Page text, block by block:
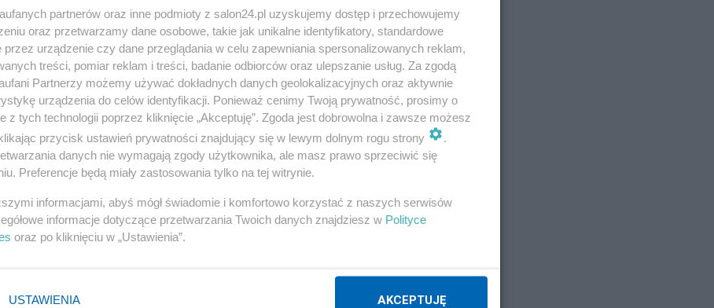
w Przewodowie ma się pojawić dzisiaj. - Do czasu
w ciągu kilku godzin i wtedy oficjalny komunikat
będzie można wtedy mówić już oficjalnie o przyczynach
Sobolewski.
bardzo ważne jest zakończenie tego dochodzenia i
działaniami - zaznaczył.
Reklama
partnerów oraz inne podmioty z salon24.pl uzyskujemy dostęp i przechowujemy
oraz przetwarzamy dane osobowe, takie jak unikalne identyfikatory, standardowe
przez urządzenie czy dane przeglądania w celu zapewniania spersonalizowanych reklam,
treści, pomiar reklam i treści, badanie odbiorców oraz ulepszanie usług. Za zgodą
Partnerzy możemy używać dokładnych danych geolokalizacyjnych oraz aktywnie
urządzenia do celów identyfikacji. Ponieważ cenimy Twoją prywatność, prosimy o
z tych technologii poprzez kliknięcie „Akceptuję”. Zgoda jest dobrowolna i zawsze możesz
przycisk ustawień prywatności znajdujący się w lewym dolnym rogu strony
.
danych nie wymagają zgody użytkownika, ale masz prawo sprzeciwić się
Preferencje będą miały zastosowania tylko na tej witrynie.
informacjami, abyś mógł świadomie i komfortowo korzystać z naszych serwisów
informacje dotyczące przetwarzania Twoich danych znajdziesz w Polityce
oraz po kliknięciu w „Ustawienia”.
USTAWIENIA AKCEPTUJĘ